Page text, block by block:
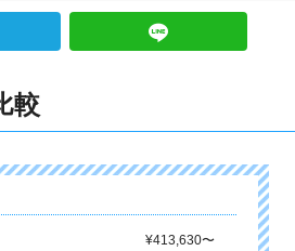
較
¥413,630〜